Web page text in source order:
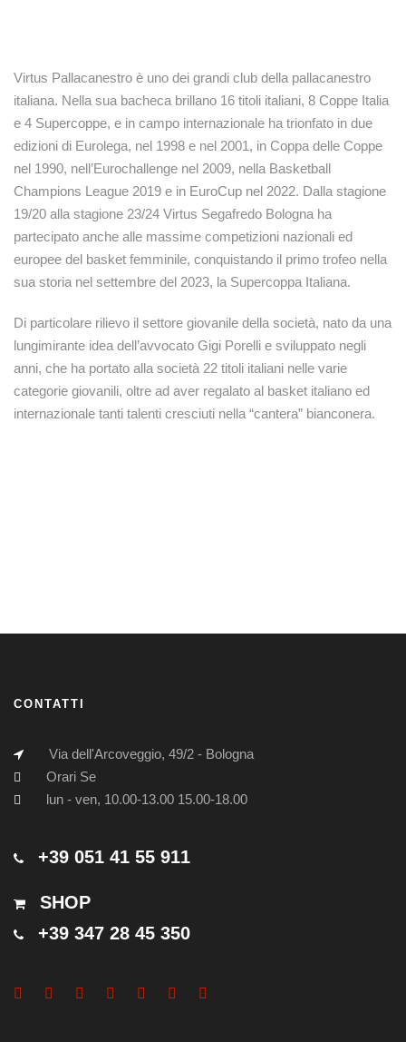
Virtus Pallacanestro è uno dei grandi club della pallacanestro
italiana. Nella sua bacheca brillano 16 titoli italiani, 8 Coppe Italia
e 4 Supercoppe, e in campo internazionale ha trionfato in due
edizioni di Eurolega, nel 1998 e nel 2001, in Coppa delle Coppe
nel 1990, nell’Eurochallenge nel 2009, nella Basketball
Champions League 2019 e in EuroCup nel 2022. Dalla stagione
19/20 alla stagione 23/24 Virtus Segafredo Bologna ha
partecipato anche alle massime competizioni nazionali ed
europee del basket femminile, conquistando il primo trofeo nella
sua storia nel settembre del 2023, la Supercoppa Italiana.
Di particolare rilievo il settore giovanile della società, nato da una
lungimirante idea dell’avvocato Gigi Porelli e sviluppato negli
anni, che ha portato alla società 22 titoli italiani nelle varie
categorie giovanili, oltre ad aver regalato al basket italiano ed
internazionale tanti talenti cresciuti nella “cantera” bianconera.
CONTATTI
Via dell'Arcoveggio, 49/2 - Bologna
Orari Se
lun - ven, 10.00-13.00 15.00-18.00
+39 051 41 55 911
SHOP
+39 347 28 45 350